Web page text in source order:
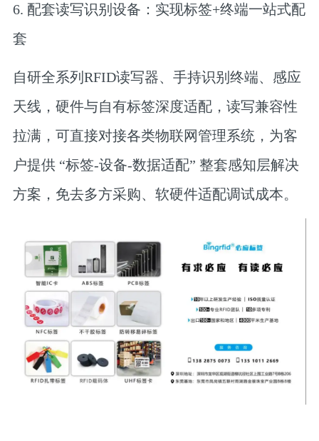
6. 配套读写识别设备：实现标签+终端一站式配
套
自研全系列RFID读写器、手持识别终端、感应
天线，硬件与自有标签深度适配，读写兼容性
拉满，可直接对接各类物联网管理系统，为客
户提供 “标签-设备-数据适配” 整套感知层解决
方案，免去多方采购、软硬件适配调试成本。